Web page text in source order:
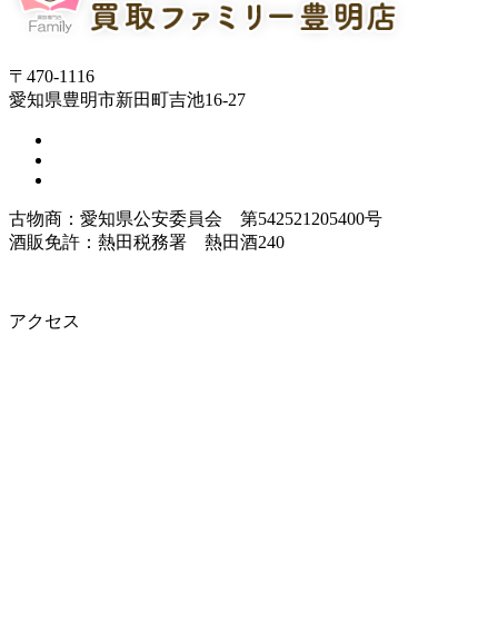
〒470-1116
愛知県豊明市新田町吉池16-27
古物商：愛知県公安委員会 第542521205400号
酒販免許：熱田税務署 熱田酒240
アクセス